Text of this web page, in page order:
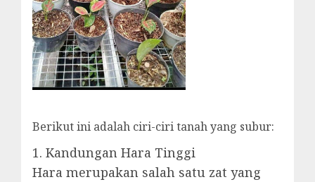
Berikut ini adalah ciri-ciri tanah yang subur:
1. Kandungan Hara Tinggi
Hara merupakan salah satu zat yang